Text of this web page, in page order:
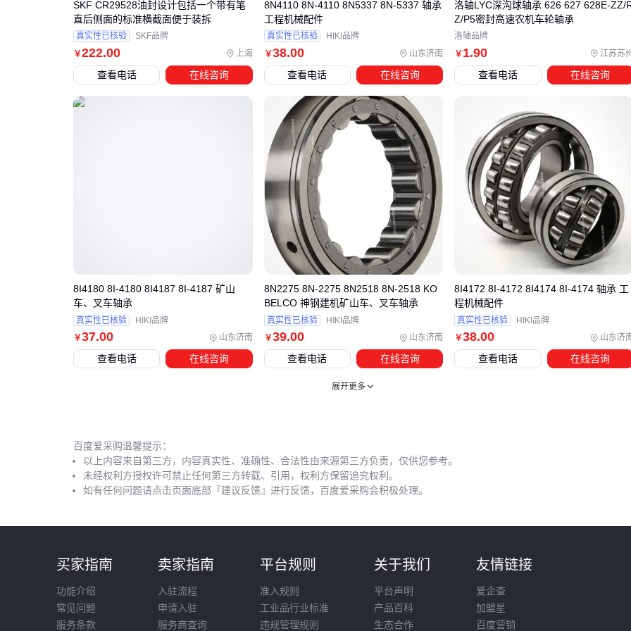
🚗 结论：没有万能轴承，只有最适合特定工况的解决方案
四、安装车轴承还需要准备什么？
定位工具：确保轴承与轴颈的同心度
液压设备：避免敲击造成的隐形损伤
：热装时精确控制膨胀量
特别提醒：安装前要检查 轴承防尘盖
是否完好。很多轴承早
期失效，其实是安装时碰伤了密封唇边导致的。
润滑脂的选择同样关键。高温工况下，普通锂基脂会流失，建
议选用含二硫化钼的专用
。涂抹量也有讲究——
填满腔体30%最佳，过多反而会增加运转阻力。
🧰 结论：好轴承+差工具=慢性自杀，专业安装工具不是奢
侈品而是必需品
拆装阶段
使用轴承拆卸工具
日常维护
涉水后及时补注润滑脂
低频嗡嗡声通常预示滚道磨损
￥222.00 上海
SKF CR29528油封设计包括一个带有笔
直后侧面的标准横截面便于装拆
真实性已核验 SKF品牌
查看电话 在线咨询
￥38.00 山东济南
8N4110 8N-4110 8N5337 8N-5337 轴承
工程机械配件
真实性已核验 HIKI品牌
查看电话 在线咨询
￥1.90 江苏苏
洛轴LYC深沟球轴承 626 627 628E-ZZ/
Z/P5密封高速农机车轮轴承
洛轴品牌
查看电话 在线咨询
￥37.00 山东济南
8I4180 8I-4180 8I4187 8I-4187 矿山
车、叉车轴承
真实性已核验 HIKI品牌
查看电话 在线咨询
￥39.00 山东济南
8N2275 8N-2275 8N2518 8N-2518 KO
BELCO 神钢建机矿山车、叉车轴承
真实性已核验 HIKI品牌
查看电话 在线咨询
￥38.00 山东济
8I4172 8I-4172 8I4174 8I-4174 轴承 工
程机械配件
真实性已核验 HIKI品牌
查看电话 在线咨询
展开更多
百度爱采购温馨提示：
以上内容来自第三方，内容真实性、准确性、合法性由来源第三方负责，仅供您参考。
未经权利方授权许可禁止任何第三方转载、引用，权利方保留追究权利。
如有任何问题请点击页面底部『建议反馈』进行反馈，百度爱采购会积极处理。
买家指南
功能介绍
常见问题
服务条款
卖家指南
入驻流程
申请入驻
服务商查询
平台规则
准入规则
工业品行业标准
违规管理规则
关于我们
平台声明
产品百科
生态合作
友情链接
爱企查
加盟星
百度营销